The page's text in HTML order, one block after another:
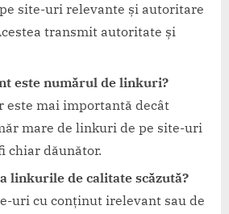
site-uri relevante și autoritare
transmit autoritate și
este numărul de linkuri?
mai importantă decât
mare de linkuri de pe site-uri
chiar dăunător.
linkurile de calitate scăzută?
uri cu conținut irelevant sau de